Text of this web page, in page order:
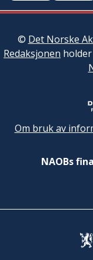
© Det Norske
Redaksjonen
Om bruk av
NAOBs